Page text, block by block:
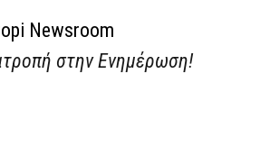
Newsroom
στην Ενημέρωση!